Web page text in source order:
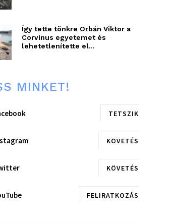
Így tette tönkre Orbán Viktor a
Corvinus egyetemet és
lehetetlenítette el...
MINKET!
TETSZIK
KÖVETÉS
KÖVETÉS
FELIRATKOZÁS